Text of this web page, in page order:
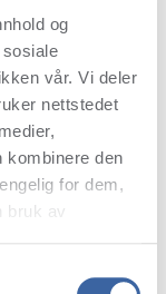
og
vår. Vi deler
nettstedet
kombinere den
for dem,
bruk av